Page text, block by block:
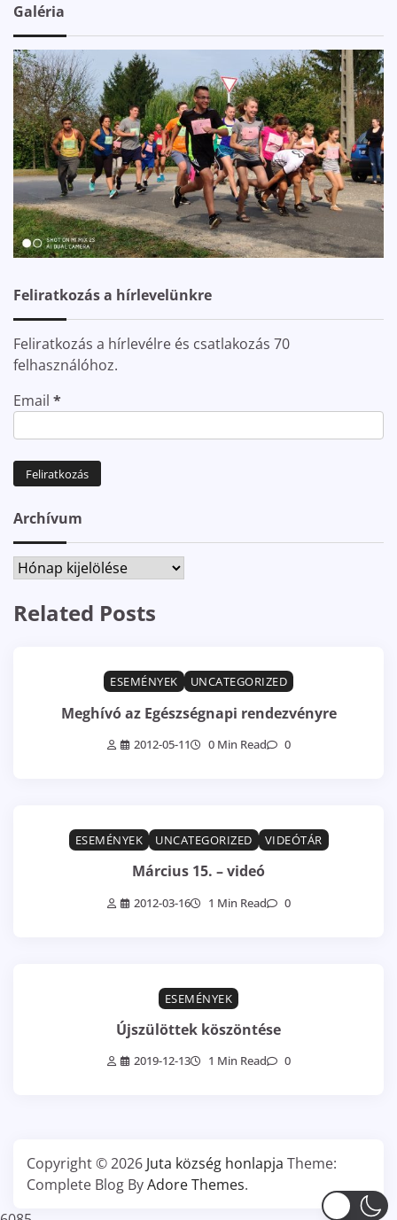
Galéria
Feliratkozás a hírlevelünkre
Feliratkozás a hírlevélre és csatlakozás 70
felhasználóhoz.
Email *
Archívum
Archívum
Related Posts
ESEMÉNYEK UNCATEGORIZED
Meghívó az Egészségnapi rendezvényre
2012-05-11 0 Min Read 0
ESEMÉNYEK UNCATEGORIZED VIDEÓTÁR
Március 15. – videó
2012-03-16 1 Min Read 0
ESEMÉNYEK
Újszülöttek köszöntése
2019-12-13 1 Min Read 0
Copyright © 2026 Juta község honlapja Theme:
Complete Blog ByAdore Themes.